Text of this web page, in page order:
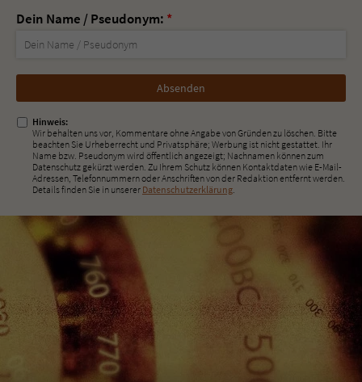
Dein Name / Pseudonym: *
Nicht
ausfüllen!
Hinweis:
Wir behalten uns vor, Kommentare ohne Angabe von Gründen zu löschen. Bitte
beachten Sie Urheberrecht und Privatsphäre; Werbung ist nicht gestattet. Ihr
Name bzw. Pseudonym wird öffentlich angezeigt; Nachnamen können zum
Datenschutz gekürzt werden. Zu Ihrem Schutz können Kontaktdaten wie E-Mail-
Adressen, Telefonnummern oder Anschriften von der Redaktion entfernt werden.
Details finden Sie in unserer Datenschutzerklärung.